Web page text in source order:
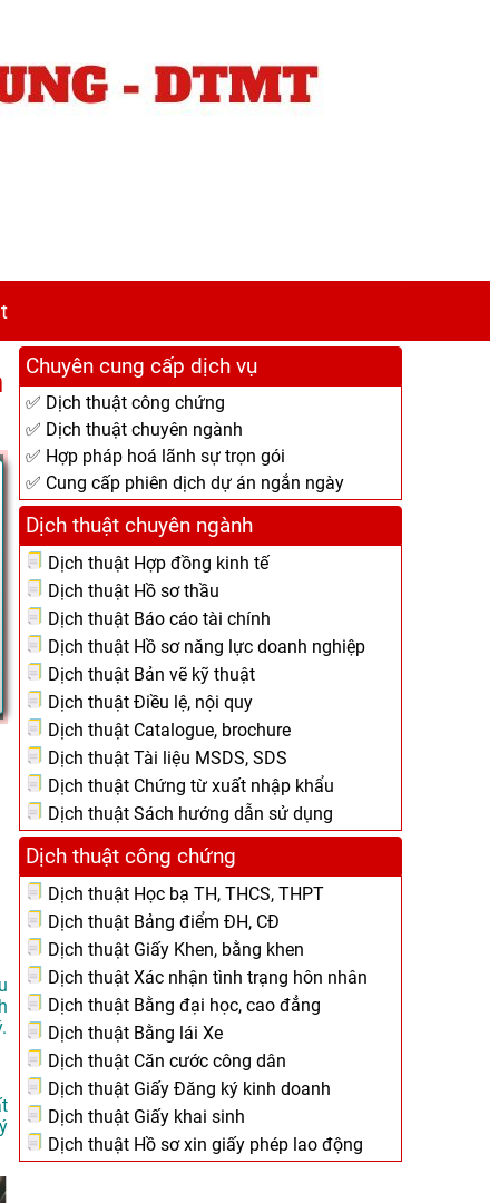
Chuyên cung cấp dịch vụ
✅ Dịch thuật công chứng
✅ Dịch thuật chuyên ngành
✅ Hợp pháp hoá lãnh sự trọn gói
✅ Cung cấp phiên dịch dự án ngắn ngày
Dịch thuật chuyên ngành
Dịch thuật Hợp đồng kinh tế
Dịch thuật Hồ sơ thầu
Dịch thuật Báo cáo tài chính
Dịch thuật Hồ sơ năng lực doanh nghiệp
Dịch thuật Bản vẽ kỹ thuật
Dịch thuật Điều lệ, nội quy
Dịch thuật Catalogue, brochure
Dịch thuật Tài liệu MSDS, SDS
Dịch thuật Chứng từ xuất nhập khẩu
Dịch thuật Sách hướng dẫn sử dụng
Dịch thuật công chứng
Dịch thuật Học bạ TH, THCS, THPT
Dịch thuật Bảng điểm ĐH, CĐ
Dịch thuật Giấy Khen, bằng khen
Dịch thuật Xác nhận tình trạng hôn nhân
Dịch thuật Bằng đại học, cao đẳng
Dịch thuật Bằng lái Xe
Dịch thuật Căn cước công dân
Dịch thuật Giấy Đăng ký kinh doanh
Dịch thuật Giấy khai sinh
Dịch thuật Hồ sơ xin giấy phép lao động